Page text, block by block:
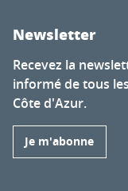
Newsletter
Recevez la
informé de tous
Côte d'Azur.
Je m'abonne